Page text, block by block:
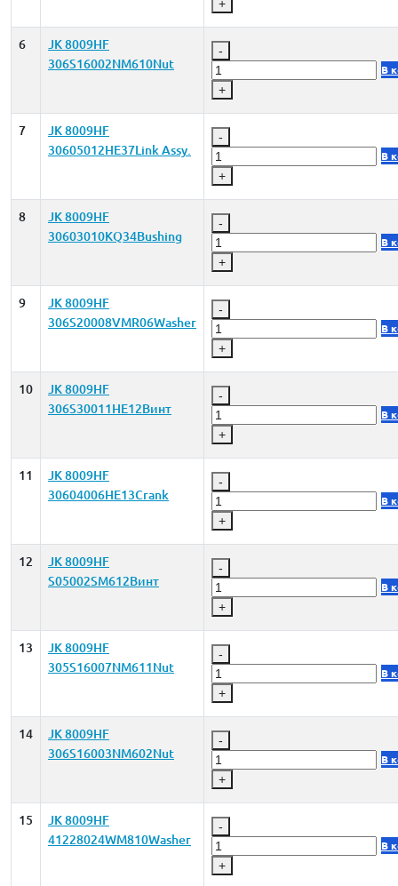
+
6
JK 8009HF
306S16002NM610Nut
-
+
В
7
JK 8009HF
30605012HE37Link Assy.
-
+
В
8
JK 8009HF
30603010KQ34Bushing
-
+
В
9
JK 8009HF
306S20008VMR06Washer
-
+
В
10
JK 8009HF
306S30011HE12Винт
-
+
В
11
JK 8009HF
30604006HE13Crank
-
+
В
12
JK 8009HF
S05002SM612Винт
-
+
В
13
JK 8009HF
305S16007NM611Nut
-
+
В
14
JK 8009HF
306S16003NM602Nut
-
+
В
15
JK 8009HF
41228024WM810Washer
-
+
В